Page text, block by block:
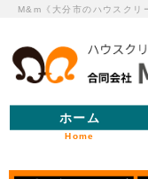
M&m《大分市のハウスクリ
ホーム
Home